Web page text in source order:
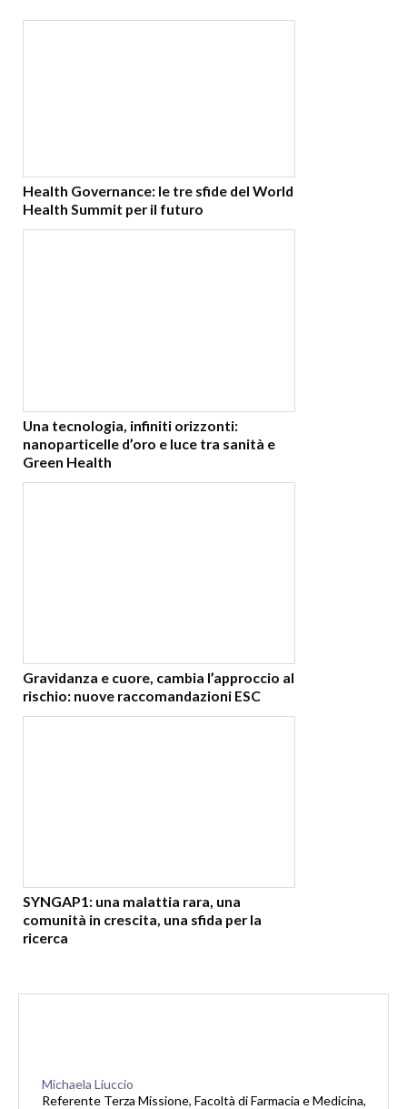
Health Governance: le tre sfide del World
Health Summit per il futuro
Una tecnologia, infiniti orizzonti:
nanoparticelle d’oro e luce tra sanità e
Green Health
Gravidanza e cuore, cambia l’approccio al
rischio: nuove raccomandazioni ESC
SYNGAP1: una malattia rara, una
comunità in crescita, una sfida per la
ricerca
Michaela Liuccio
Referente Terza Missione, Facoltà di Farmacia e Medicina,